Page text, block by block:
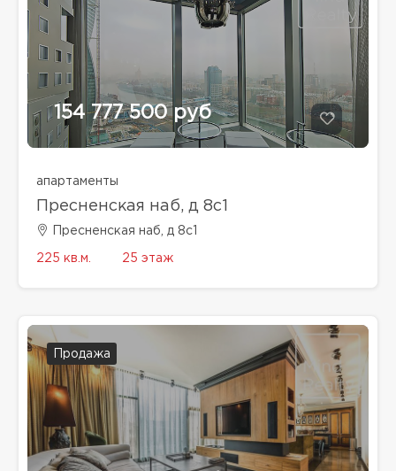
154 777 500 руб
апартаменты
Пресненская наб, д 8с1
Пресненская наб, д 8с1
225 кв.м. 25 этаж
Продажа